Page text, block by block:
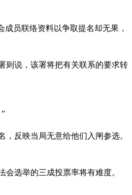
员联络资料以争取提名却无果，
则说，该署将把有关联系的要求转
反映当局无意给他们入闸参选。
选举的三成投票率将有难度。